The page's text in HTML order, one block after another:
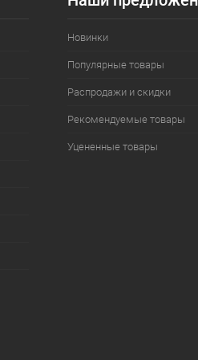
Новинки
Популярные товары
Распродажи и скидки
Рекомендуемые товары
Уцененные товары